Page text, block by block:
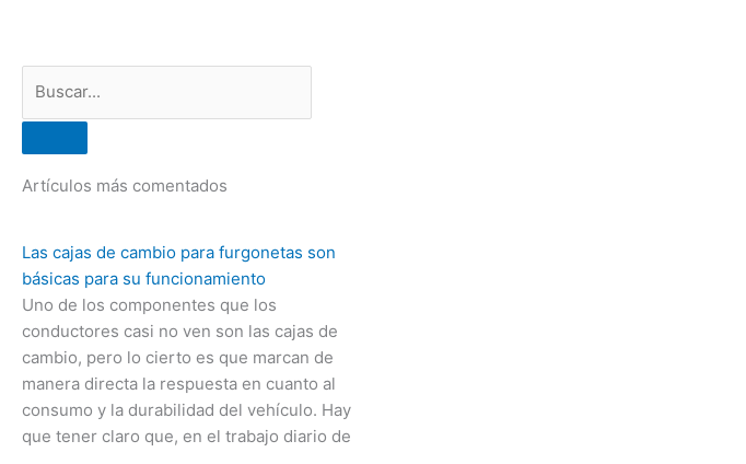
Artículos más comentados
Las cajas de cambio para furgonetas son
básicas para su funcionamiento
Uno de los componentes que los
conductores casi no ven son las cajas de
cambio, pero lo cierto es que marcan de
manera directa la respuesta en cuanto al
consumo y la durabilidad del vehículo. Hay
que tener claro que, en el trabajo diario de